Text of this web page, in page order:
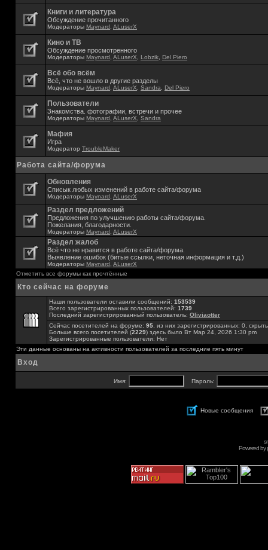
Книги и литература
Обсуждение прочитанного
Модераторы Maynard ALuserX
Кино и ТВ
Обсуждение просмотренного
Модераторы Maynard ALuserX Lobzik Del Piero
Всё обо всём
Всё, что не вошло в другие разделы
Модераторы Maynard ALuserX Sandra Del Piero
Пользователи
Знакомства. фотографии, встречи и прочее
Модераторы Maynard ALuserX Sandra
Мафия
Игра
Модератор TroubleMaker
Работа сайта/форума
Обновления
Списык любых изменений в работе сайта/форума
Модераторы Maynard ALuserX
Раздел предложений
Предложения по улучшению работы сайта/форума.
Пожелания, благодарности.
Модераторы Maynard ALuserX
Раздел жалоб
Всё что не нравится в работе сайта/форума.
Выявление ошибок (битые ссылки, неточная информация и т.д.)
Модераторы Maynard ALuserX
Отметить все форумы как прочтённые
Кто сейчас на форуме
Наши пользователи оставили сообщений: 153539
Всего зарегистрированных пользователей: 1739
Последний зарегистрированный пользователь: Oliviaotter
Сейчас посетителей на форуме: 95 , из них зарегистрированных: 0,
Больше всего посетителей (2229) здесь было Вт Мар 24, 2026 1:30 pm
Зарегистрированные пользователи: Нет
Эти данные основаны на активности пользователей за последние пять минут
Вход
Имя: Пароль:
Новые сообщения
Powered by